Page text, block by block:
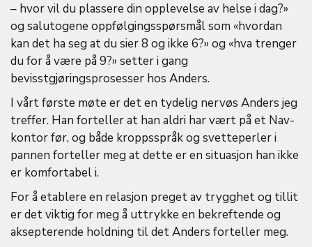
– hvor vil du plassere din opplevelse av helse i dag?»
og salutogene oppfølgingsspørsmål som «hvordan
kan det ha seg at du sier 8 og ikke 6?» og «hva trenger
du for å være på 9?» setter i gang
bevisstgjøringsprosesser hos Anders.
I vårt første møte er det en tydelig nervøs Anders jeg
treffer. Han forteller at han aldri har vært på et Nav-
kontor før, og både kroppsspråk og svetteperler i
pannen forteller meg at dette er en situasjon han ikke
er komfortabel i.
For å etablere en relasjon preget av trygghet og tillit
er det viktig for meg å uttrykke en bekreftende og
aksepterende holdning til det Anders forteller meg.